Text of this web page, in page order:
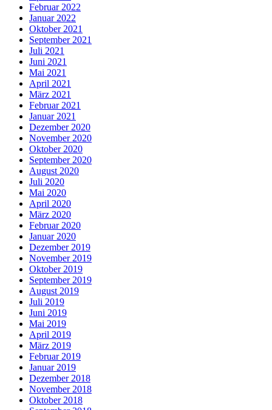
Februar 2022
Januar 2022
Oktober 2021
September 2021
Juli 2021
Juni 2021
Mai 2021
April 2021
März 2021
Februar 2021
Januar 2021
Dezember 2020
November 2020
Oktober 2020
September 2020
August 2020
Juli 2020
Mai 2020
April 2020
März 2020
Februar 2020
Januar 2020
Dezember 2019
November 2019
Oktober 2019
September 2019
August 2019
Juli 2019
Juni 2019
Mai 2019
April 2019
März 2019
Februar 2019
Januar 2019
Dezember 2018
November 2018
Oktober 2018